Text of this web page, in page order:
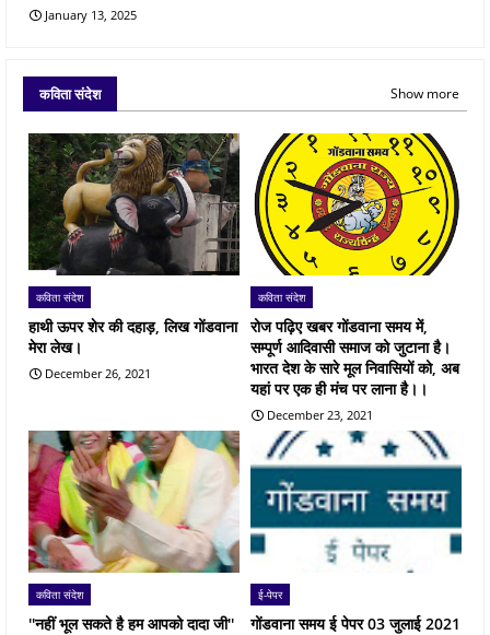
January 13, 2025
कविता संदेश Show more
कविता संदेश
हाथी ऊपर शेर की दहाड़, लिख गोंडवाना
मेरा लेख।
December 26, 2021
कविता संदेश
रोज पढ़िए खबर गोंडवाना समय में,
सम्पूर्ण आदिवासी समाज को जुटाना है।
भारत देश के सारे मूल निवासियों को, अब
यहां पर एक ही मंच पर लाना है।।
December 23, 2021
कविता संदेश
''नहीं भूल सकते है हम आपको दादा जी''
ई-पेपर
गोंडवाना समय ई पेपर 03 जुलाई 2021